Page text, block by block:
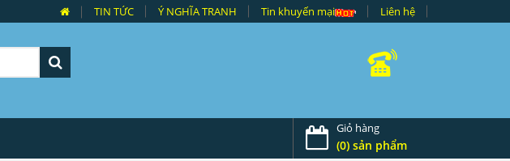
TIN TỨC Ý NGHĨA TRANH Tin khuyến mại Liên hệ
Giỏ hàng
(0) sản phẩm